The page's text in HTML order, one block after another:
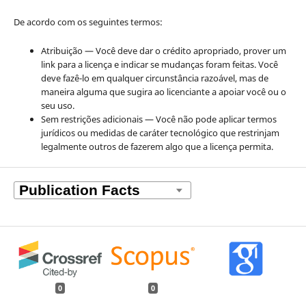
De acordo com os seguintes termos:
Atribuição — Você deve dar o crédito apropriado, prover um
link para a licença e indicar se mudanças foram feitas. Você
deve fazê-lo em qualquer circunstância razoável, mas de
maneira alguma que sugira ao licenciante a apoiar você ou o
seu uso.
Sem restrições adicionais — Você não pode aplicar termos
jurídicos ou medidas de caráter tecnológico que restrinjam
legalmente outros de fazerem algo que a licença permita.
0 0